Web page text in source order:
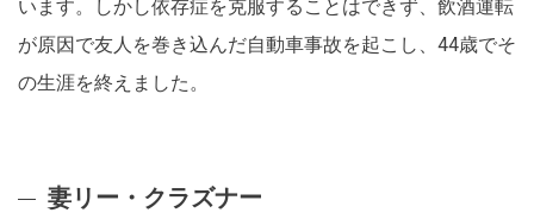
います。しかし依存症を克服することはできず、飲酒運転
が原因で友人を巻き込んだ自動車事故を起こし、44歳でそ
の生涯を終えました。
妻リー・クラズナー